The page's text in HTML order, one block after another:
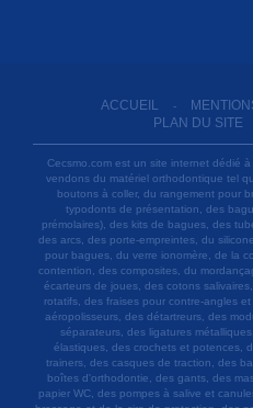
ACCUEIL -
PLAN DU SITE
Cecsmo.com est un site internet dédié
vendons du matériel orthodontique tel
boutons à coller, du rangement pour
typodonts de présentation, des
prémolaires), des kits de bagues, des
des arcs, des porte-empreintes, du
pour bagues, du verre ionomère, de la
contention, des composites, du
écarteurs de joues, des cotons
rotatifs, des fraises pour contre-angles
aéropolisseurs, des détartreurs, des
séparateurs, des ligatures
élastiques, des crochets et potences,
trainers, des casques de traction, des
boîtes d'orthodontie, des gants, des
papier WC, des pompes à salive et